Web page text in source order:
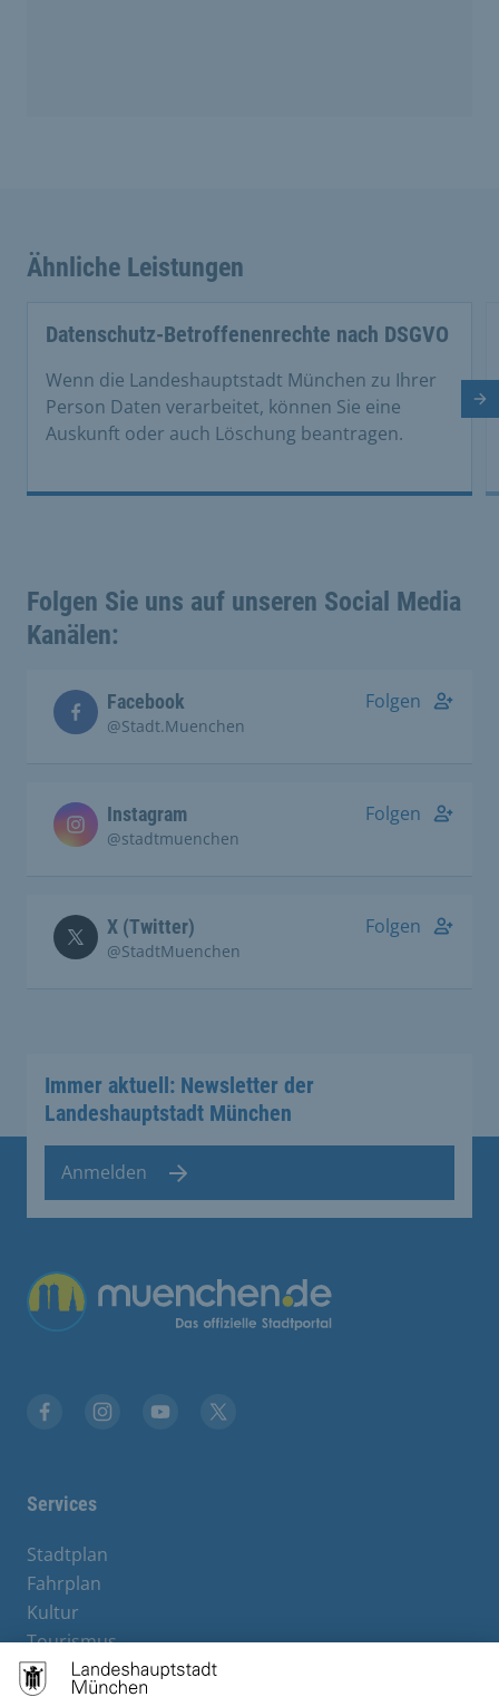
Ähnliche Leistungen
Datenschutz-Betroffenenrechte nach DSGVO
Wenn die Landeshauptstadt München zu Ihrer
Person Daten verarbeitet, können Sie eine
Auskunft oder auch Löschung beantragen.
Folgen Sie uns auf unseren Social Media
Kanälen:
Facebook
@Stadt.Muenchen
Folgen
Instagram
@stadtmuenchen
Folgen
X (Twitter)
@StadtMuenchen
Folgen
Immer aktuell: Newsletter der
Landeshauptstadt München
Anmelden
Übergreifende Links
Services
Stadtplan
Fahrplan
Kultur
Tourismus
M-Strom